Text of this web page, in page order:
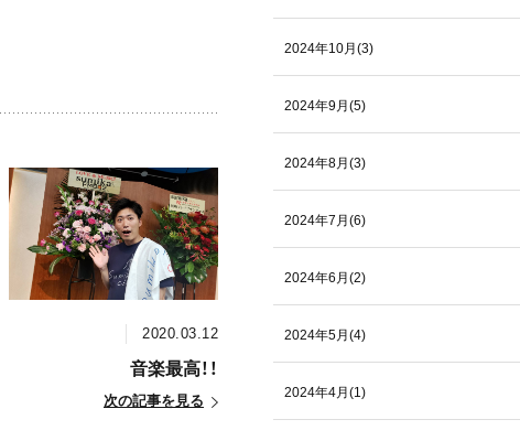
2020.03.12
音楽最高！！
次の記事を見る
2024年10月(3)
2024年9月(5)
2024年8月(3)
2024年7月(6)
2024年6月(2)
2024年5月(4)
2024年4月(1)